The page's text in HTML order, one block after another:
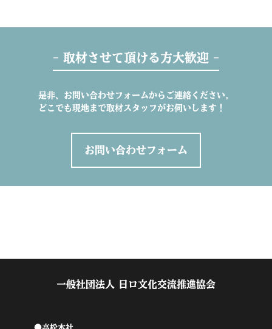
- 取材させて頂ける方大歓迎 -
是非、お問い合わせフォームからご連絡ください。
どこでも現地まで取材スタッフがお伺いします！
お問い合わせフォーム
一般社団法人 日ロ文化交流推進協会